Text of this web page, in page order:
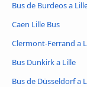
Bus de Burdeos a
Caen Lille Bus
Clermont-Ferrand a
Bus Dunkirk a Lille
Bus de Düsseldorf a